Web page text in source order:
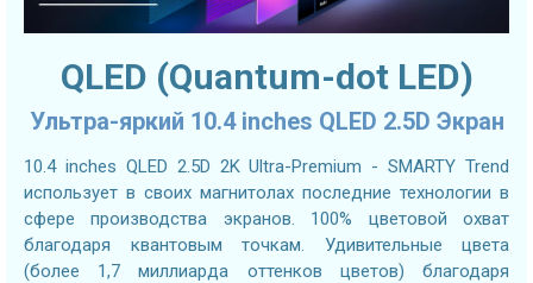
QLED (Quantum-dot LED)
Ультра-яркий 10.4 inches QLED 2.5D Экран
10.4 inches QLED 2.5D 2K Ultra-Premium - SMARTY Trend
использует в своих магнитолах последние технологии в
сфере производства экранов. 100% цветовой охват
благодаря квантовым точкам. Удивительные цвета
(более 1,7 миллиарда оттенков цветов) благодаря